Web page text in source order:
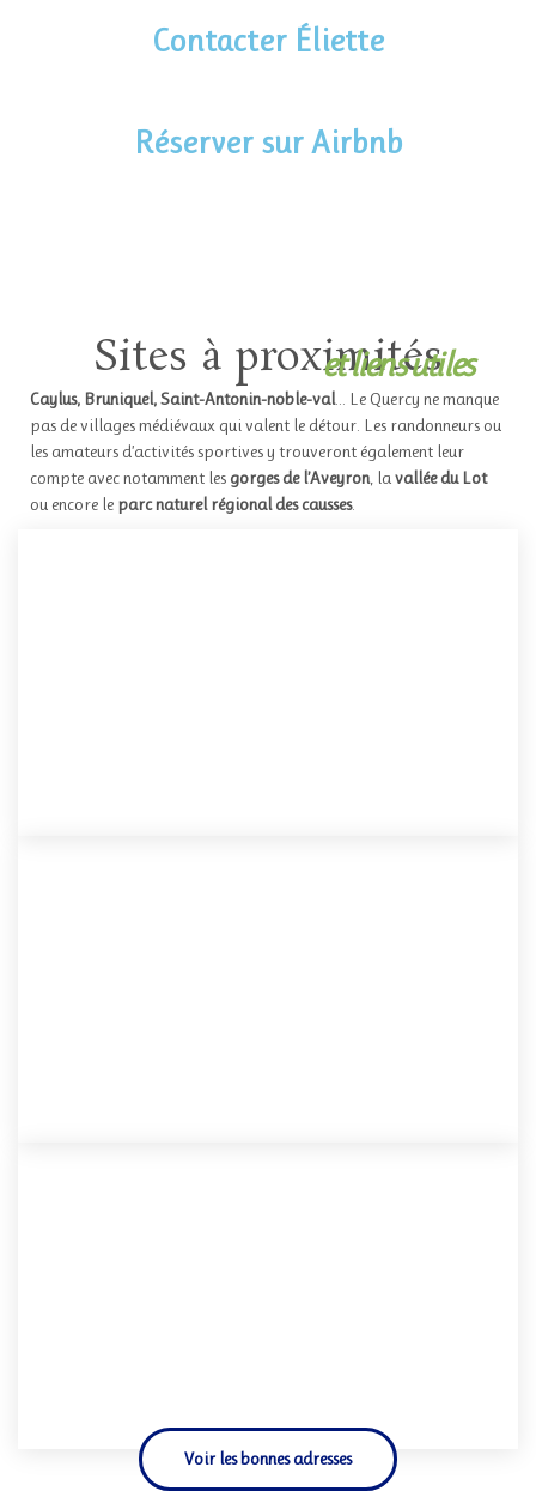
Contacter Éliette
Réserver sur Airbnb
Sites à proximités
et liens utiles
Caylus, Bruniquel, Saint-Antonin-noble-val… Le Quercy ne manque
pas de villages médiévaux qui valent le détour. Les randonneurs ou
les amateurs d’activités sportives y trouveront également leur
compte avec notamment les gorges de l’Aveyron, lavallée du Lot
ou encore le parc naturel régional des causses.
Voir les bonnes adresses